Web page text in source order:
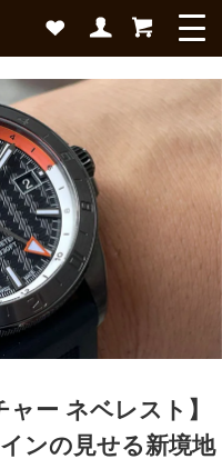
ー ネベレスト】
ンの見せる新境地